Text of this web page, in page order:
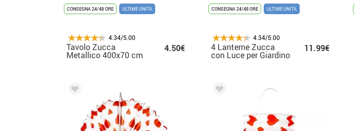
CONSEGNA 24/48 ORE ULTIME UNITÀ
4.34/5.00
Tavolo Zucca
Metallico 400x70 cm
4.50€
CONSEGNA 24/48 ORE ULTIME UNITÀ
4.34/5.00
4 Lanterne Zucca
con Luce per Giardino
11.99€